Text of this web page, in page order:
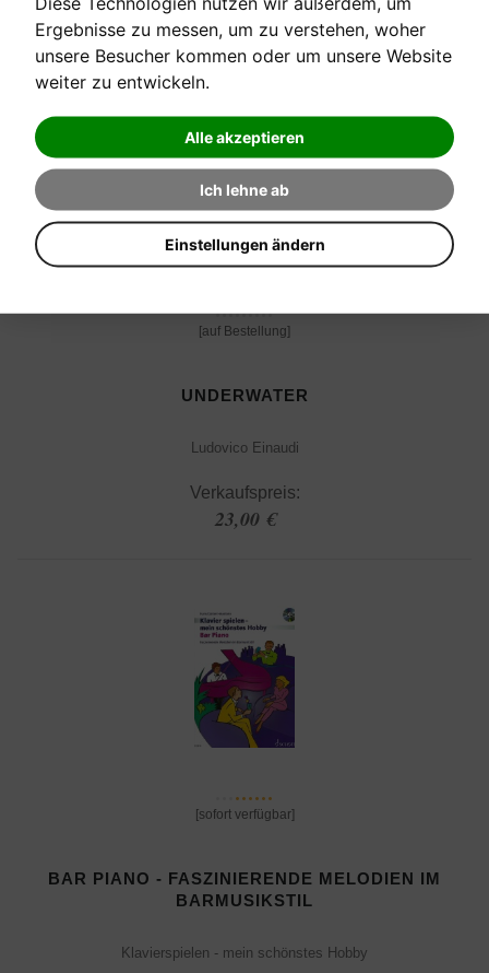
Ergebnisse zu messen, um zu verstehen, woher
unsere Besucher kommen oder um unsere Website
weiter zu entwickeln.
Alle akzeptieren
Ich lehne ab
Einstellungen ändern
Verkaufspreis:
23,00 €
[auf Bestellung]
UNDERWATER
Ludovico Einaudi
Verkaufspreis:
23,00 €
[sofort verfügbar]
BAR PIANO - FASZINIERENDE MELODIEN IM
BARMUSIKSTIL
Klavierspielen - mein schönstes Hobby